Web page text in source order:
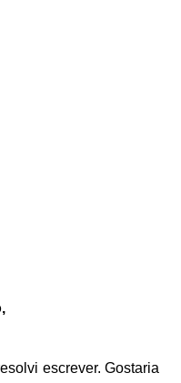
escrever. Gostaria